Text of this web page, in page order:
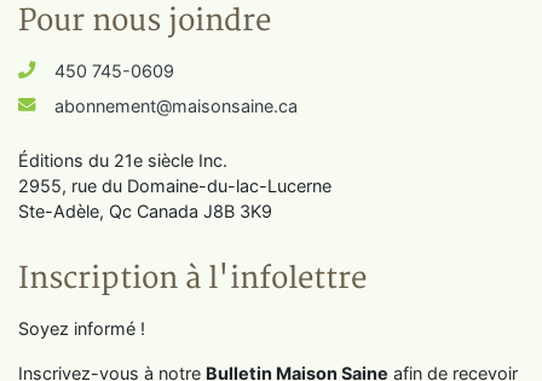
Pour nous joindre
450 745-0609
abonnement@maisonsaine.ca
Éditions du 21e siècle Inc.
2955, rue du Domaine-du-lac-Lucerne
Ste-Adèle, Qc Canada J8B 3K9
Inscription à l'infolettre
Soyez informé !
Inscrivez-vous à notre Bulletin Maison Saine afin de recevoir